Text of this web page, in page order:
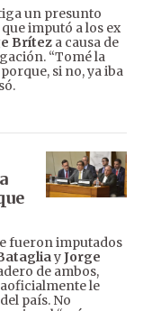
un presunto
imputó a los ex
Brítez a causa de
“Tomé la
si no, ya iba
fueron imputados
yJorge
de ambos,
le
país. No